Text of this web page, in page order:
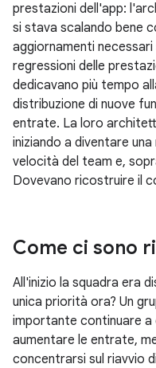
prestazioni dell'app:
si stava scalando bene
aggiornamenti
regressioni delle
dedicavano più tempo
distribuzione di nuove
entrate. La loro
iniziando a diventare
velocità del team e,
Dovevano ricostruire il
Come ci sono
All'inizio la squadra era
unica priorità ora? Un
importante continuare a
aumentare le entrate,
concentrarsi sul riavvio